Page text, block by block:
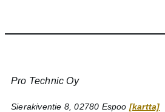
Pro Technic Oy
Sierakiventie 8, 02780 Espoo [kartta]